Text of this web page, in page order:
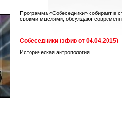
Программа «Собеседники» собирает в
своими мыслями, обсуждают
Собеседники (эфир от 04.04.2015)
Историческая антропология